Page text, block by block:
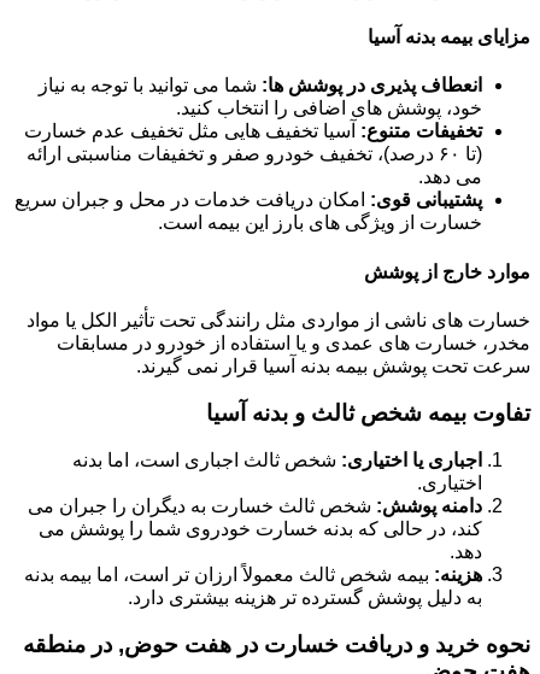
مزایای بیمه بدنه آسیا
انعطاف پذیری در پوشش ها: شما می توانید با توجه به نیاز
خود، پوشش های اضافی را انتخاب کنید.
تخفیفات متنوع: آسیا تخفیف هایی مثل تخفیف عدم خسارت
(تا ۶۰ درصد)، تخفیف خودرو صفر و تخفیفات مناسبتی ارائه
می دهد.
پشتیبانی قوی: امکان دریافت خدمات در محل و جبران سریع
خسارت از ویژگی های بارز این بیمه است.
موارد خارج از پوشش
خسارت های ناشی از مواردی مثل رانندگی تحت تأثیر الکل یا مواد
مخدر، خسارت های عمدی و یا استفاده از خودرو در مسابقات
سرعت تحت پوشش بیمه بدنه آسیا قرار نمی گیرند.
تفاوت بیمه شخص ثالث و بدنه آسیا
اجباری یا اختیاری: شخص ثالث اجباری است، اما بدنه
اختیاری.
دامنه پوشش: شخص ثالث خسارت به دیگران را جبران می
کند، در حالی که بدنه خسارت خودروی شما را پوشش می
دهد.
هزینه: بیمه شخص ثالث معمولاً ارزان تر است، اما بیمه بدنه
به دلیل پوشش گسترده تر هزینه بیشتری دارد.
نحوه خرید و دریافت خسارت در هفت حوض, در منطقه